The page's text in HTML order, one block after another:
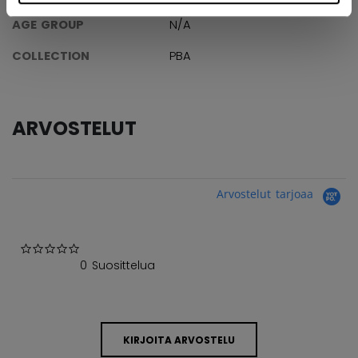
AGE GROUP
N/A
COLLECTION
PBA
ARVOSTELUT
Arvostelut tarjoaa
0 Suosittelua
KIRJOITA ARVOSTELU